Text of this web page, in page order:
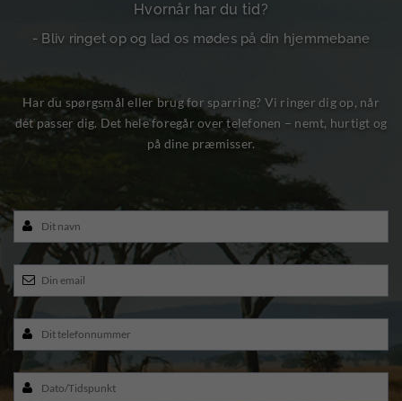
Hvornår har du tid?
- Bliv ringet op og lad os mødes på din hjemmebane
Har du spørgsmål eller brug for sparring? Vi ringer dig op, når
det passer dig. Det hele foregår over telefonen – nemt, hurtigt og
på dine præmisser.